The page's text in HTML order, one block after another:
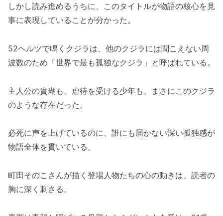
しかし読み進めるうちに、このタイトルが物語の核心を見
事に表現していることが分かった。
52ヘルツで鳴くクジラは、他のクジラには聞こえない周
波数のため「世界で最も孤独なクジラ」と呼ばれている。
主人公の貴瑚も、虐待を受ける少年も、まさにこのクジラ
のような存在だった。
必死に声を上げているのに、誰にも届かない深い孤独感が
物語全体を貫いている。
町田そのこさんが描く登場人物たちの心の動きは、読者の
胸に深く刺さる。